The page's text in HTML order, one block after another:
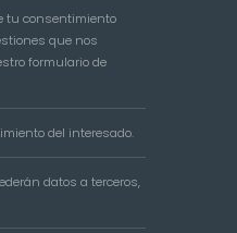
tu consentimiento
que nos
formulario de
del interesado.
datos a terceros,